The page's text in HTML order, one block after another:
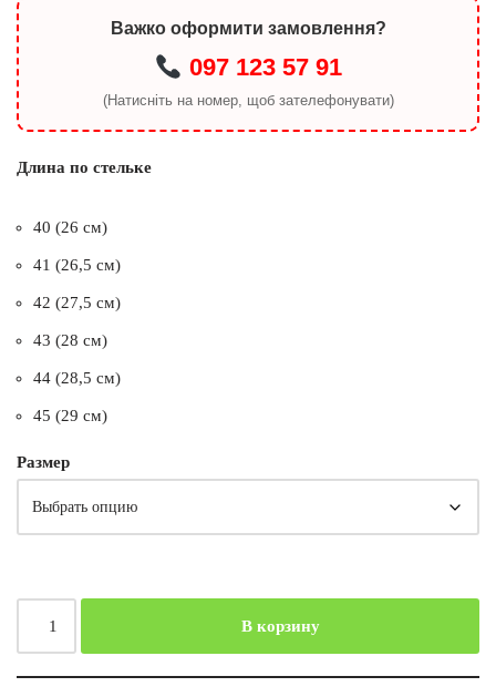
Важко оформити замовлення?
097 123 57 91
(Натисніть на номер, щоб зателефонувати)
Длина по стельке
40 (26 см)
41 (26,5 см)
42 (27,5 см)
43 (28 см)
44 (28,5 см)
45 (29 см)
Размер
В корзину